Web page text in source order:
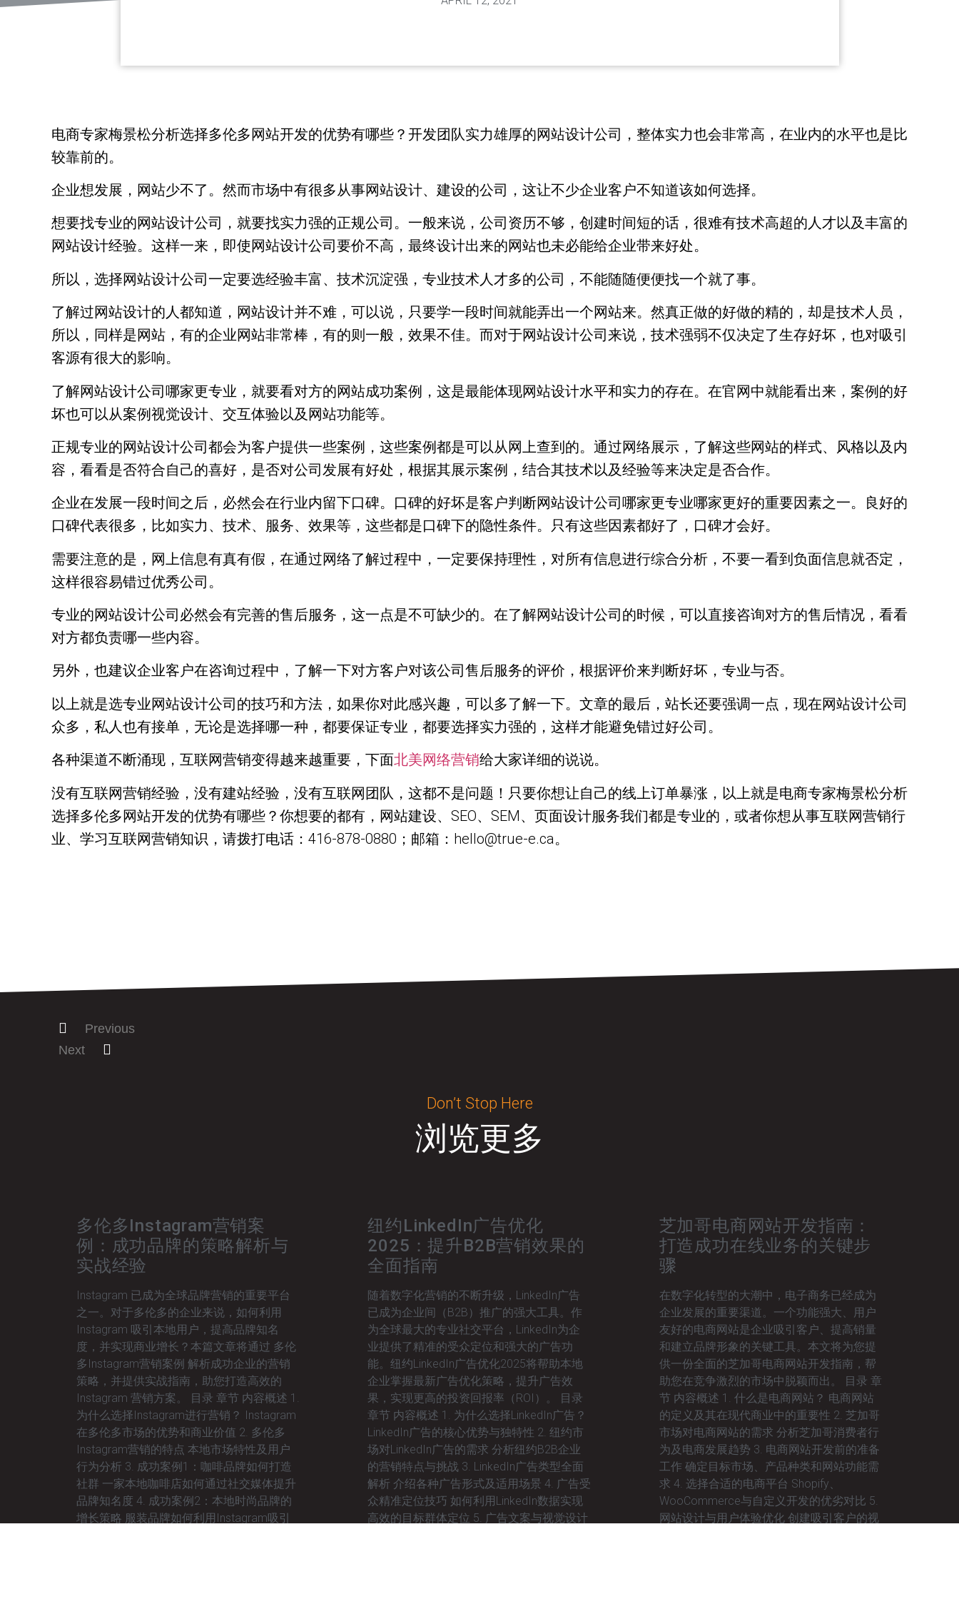
电商专家梅景松分析选择多伦多网站开发的优势有哪些？开发团队实力雄厚的网站设计公司，整体实力也会非常高，在业内的水平也是比
较靠前的。
企业想发展，网站少不了。然而市场中有很多从事网站设计、建设的公司，这让不少企业客户不知道该如何选择。
想要找专业的网站设计公司，就要找实力强的正规公司。一般来说，公司资历不够，创建时间短的话，很难有技术高超的人才以及丰富的
网站设计经验。这样一来，即使网站设计公司要价不高，最终设计出来的网站也未必能给企业带来好处。
所以，选择网站设计公司一定要选经验丰富、技术沉淀强，专业技术人才多的公司，不能随随便便找一个就了事。
了解过网站设计的人都知道，网站设计并不难，可以说，只要学一段时间就能弄出一个网站来。然真正做的好做的精的，却是技术人员，
所以，同样是网站，有的企业网站非常棒，有的则一般，效果不佳。而对于网站设计公司来说，技术强弱不仅决定了生存好坏，也对吸引
客源有很大的影响。
了解网站设计公司哪家更专业，就要看对方的网站成功案例，这是最能体现网站设计水平和实力的存在。在官网中就能看出来，案例的好
坏也可以从案例视觉设计、交互体验以及网站功能等。
正规专业的网站设计公司都会为客户提供一些案例，这些案例都是可以从网上查到的。通过网络展示，了解这些网站的样式、风格以及内
容，看看是否符合自己的喜好，是否对公司发展有好处，根据其展示案例，结合其技术以及经验等来决定是否合作。
企业在发展一段时间之后，必然会在行业内留下口碑。口碑的好坏是客户判断网站设计公司哪家更专业哪家更好的重要因素之一。良好的
口碑代表很多，比如实力、技术、服务、效果等，这些都是口碑下的隐性条件。只有这些因素都好了，口碑才会好。
需要注意的是，网上信息有真有假，在通过网络了解过程中，一定要保持理性，对所有信息进行综合分析，不要一看到负面信息就否定，
这样很容易错过优秀公司。
专业的网站设计公司必然会有完善的售后服务，这一点是不可缺少的。在了解网站设计公司的时候，可以直接咨询对方的售后情况，看看
对方都负责哪一些内容。
另外，也建议企业客户在咨询过程中，了解一下对方客户对该公司售后服务的评价，根据评价来判断好坏，专业与否。
以上就是选专业网站设计公司的技巧和方法，如果你对此感兴趣，可以多了解一下。文章的最后，站长还要强调一点，现在网站设计公司
众多，私人也有接单，无论是选择哪一种，都要保证专业，都要选择实力强的，这样才能避免错过好公司。
各种渠道不断涌现，互联网营销变得越来越重要，下面北美网络营销给大家详细的说说。
没有互联网营销经验，没有建站经验，没有互联网团队，这都不是问题！只要你想让自己的线上订单暴涨，以上就是电商专家梅景松分析
选择多伦多网站开发的优势有哪些？你想要的都有，网站建设、SEO、SEM、页面设计服务我们都是专业的，或者你想从事互联网营销行
业、学习互联网营销知识，请拨打电话：416-878-0880；邮箱：hello@true-e.ca。
Previous
Next
Don’t Stop Here
浏览更多
多伦多Instagram营销案
例：成功品牌的策略解析与
实战经验
Instagram 已成为全球品牌营销的重要平台
之一。对于多伦多的企业来说，如何利用
Instagram 吸引本地用户，提高品牌知名
度，并实现商业增长？本篇文章将通过 多伦
多Instagram营销案例 解析成功企业的营销
策略，并提供实战指南，助您打造高效的
Instagram 营销方案。 目录 章节 内容概述 1.
为什么选择Instagram进行营销？ Instagram
在多伦多市场的优势和商业价值 2. 多伦多
Instagram营销的特点 本地市场特性及用户
行为分析 3. 成功案例1：咖啡品牌如何打造
社群 一家本地咖啡店如何通过社交媒体提升
品牌知名度 4. 成功案例2：本地时尚品牌的
增长策略 服装品牌如何利用Instagram吸引
纽约LinkedIn广告优化
2025：提升B2B营销效果的
全面指南
随着数字化营销的不断升级，LinkedIn广告
已成为企业间（B2B）推广的强大工具。作
为全球最大的专业社交平台，LinkedIn为企
业提供了精准的受众定位和强大的广告功
能。纽约LinkedIn广告优化2025将帮助本地
企业掌握最新广告优化策略，提升广告效
果，实现更高的投资回报率（ROI）。 目录
章节 内容概述 1. 为什么选择LinkedIn广告？
LinkedIn广告的核心优势与独特性 2. 纽约市
场对LinkedIn广告的需求 分析纽约B2B企业
的营销特点与挑战 3. LinkedIn广告类型全面
解析 介绍各种广告形式及适用场景 4. 广告受
众精准定位技巧 如何利用LinkedIn数据实现
高效的目标群体定位 5. 广告文案与视觉设计
芝加哥电商网站开发指南：
打造成功在线业务的关键步
骤
在数字化转型的大潮中，电子商务已经成为
企业发展的重要渠道。一个功能强大、用户
友好的电商网站是企业吸引客户、提高销量
和建立品牌形象的关键工具。本文将为您提
供一份全面的芝加哥电商网站开发指南，帮
助您在竞争激烈的市场中脱颖而出。 目录 章
节 内容概述 1. 什么是电商网站？ 电商网站
的定义及其在现代商业中的重要性 2. 芝加哥
市场对电商网站的需求 分析芝加哥消费者行
为及电商发展趋势 3. 电商网站开发前的准备
工作 确定目标市场、产品种类和网站功能需
求 4. 选择合适的电商平台 Shopify、
WooCommerce与自定义开发的优劣对比 5.
网站设计与用户体验优化 创建吸引客户的视